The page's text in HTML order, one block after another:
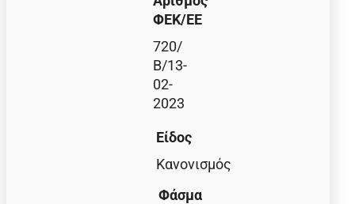
ΦΕΚ/EE
720/
Β/13-
02-
2023
Είδος
Κανονισμός
Φάσμα